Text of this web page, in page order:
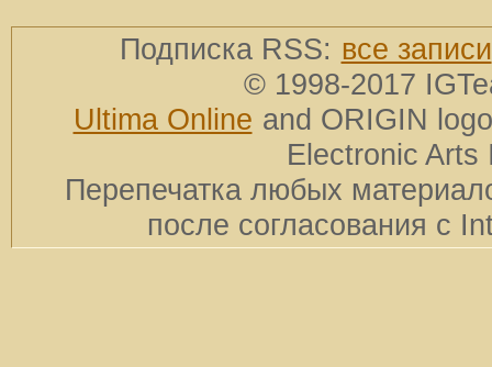
Подписка RSS: все записи
© 1998-2017
Ultima Online and ORIGIN
Electronic Arts
Перепечатка любых
после согласования с